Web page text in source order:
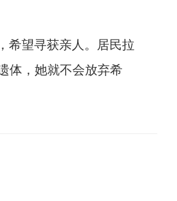
希望寻获亲人。居民拉
体，她就不会放弃希